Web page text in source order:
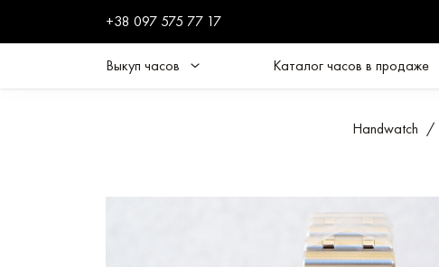
+38 097 575 77 17
Выкуп часов Каталог часов в продаже
Handwatch /